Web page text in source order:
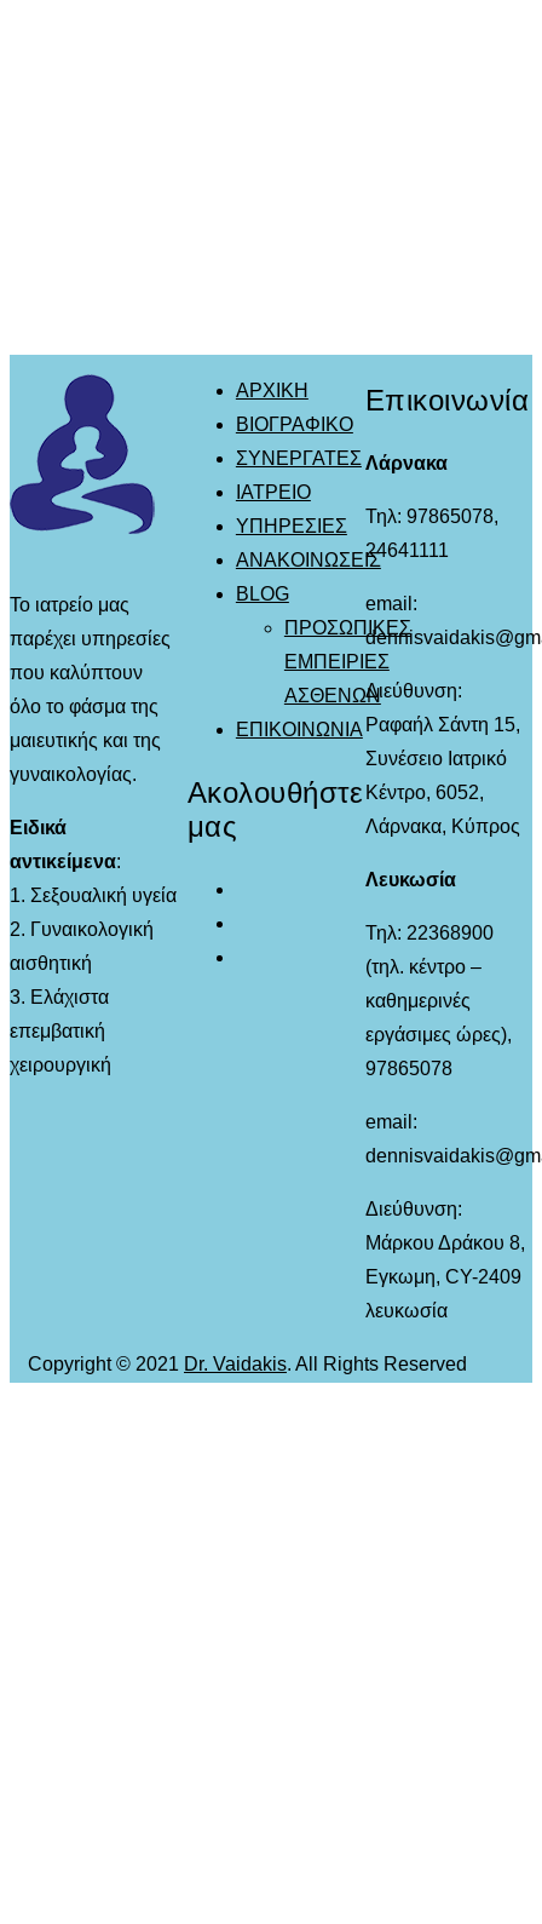
Το ιατρείο μας
παρέχει υπηρεσίες
που καλύπτουν
όλο το φάσμα της
μαιευτικής και της
γυναικολογίας.
Ειδικά
αντικείμενα:
1. Σεξουαλική υγεία
2. Γυναικολογική
αισθητική
3. Ελάχιστα
επεμβατική
χειρουργική
ΑΡΧΙΚΗ
ΒΙΟΓΡΑΦΙΚΟ
ΣΥΝΕΡΓΑΤΕΣ
ΙΑΤΡΕΙΟ
ΥΠΗΡΕΣΙΕΣ
ΑΝΑΚΟΙΝΩΣΕΙΣ
BLOG
ΠΡΟΣΩΠΙΚΕΣ
ΕΜΠΕΙΡΙΕΣ
ΑΣΘΕΝΩΝ
ΕΠΙΚΟΙΝΩΝΙΑ
Ακολουθήστε
μας
Επικοινωνία
Λάρνακα
Τηλ: 97865078,
24641111
email:
Διεύθυνση:
Ραφαήλ Σάντη 15,
Συνέσειο Ιατρικό
Κέντρο, 6052,
Λάρνακα, Κύπρος
Λευκωσία
Τηλ: 22368900
(τηλ. κέντρο –
καθημερινές
εργάσιμες ώρες),
97865078
email:
Διεύθυνση:
Μάρκου Δράκου 8,
Εγκωμη, CY-2409
λευκωσία
Copyright © 2021 Dr. Vaidakis. All Rights Reserved